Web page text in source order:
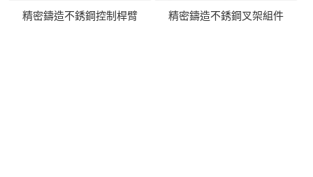
精密鑄造不銹鋼控制桿臂 精密鑄造不銹鋼叉架組件